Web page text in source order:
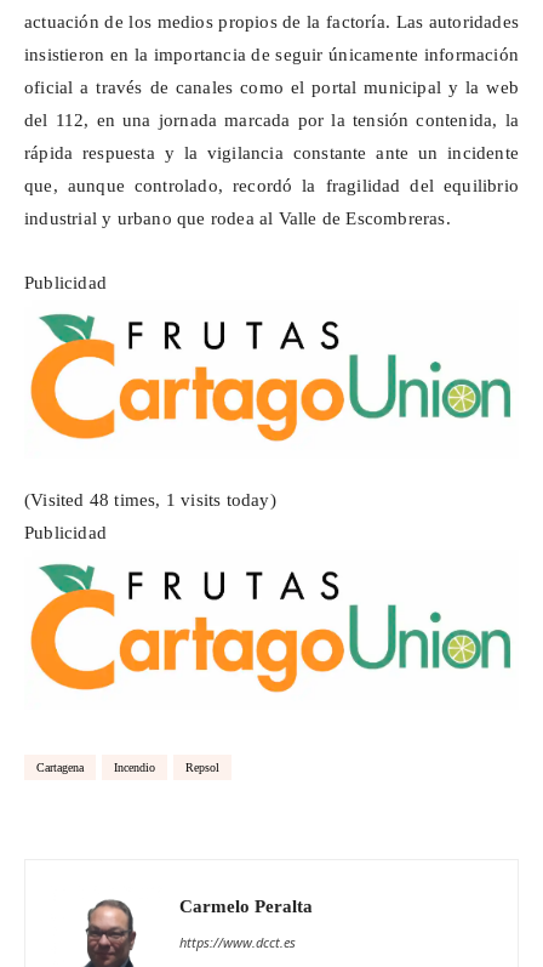
actuación de los medios propios de la factoría. Las autoridades
insistieron en la importancia de seguir únicamente información
oficial a través de canales como el portal municipal y la web
del 112, en una jornada marcada por la tensión contenida, la
rápida respuesta y la vigilancia constante ante un incidente
que, aunque controlado, recordó la fragilidad del equilibrio
industrial y urbano que rodea al Valle de Escombreras.
Publicidad
(Visited 48 times, 1 visits today)
Publicidad
Cartagena Incendio Repsol
Carmelo Peralta
https://www.dcct.es